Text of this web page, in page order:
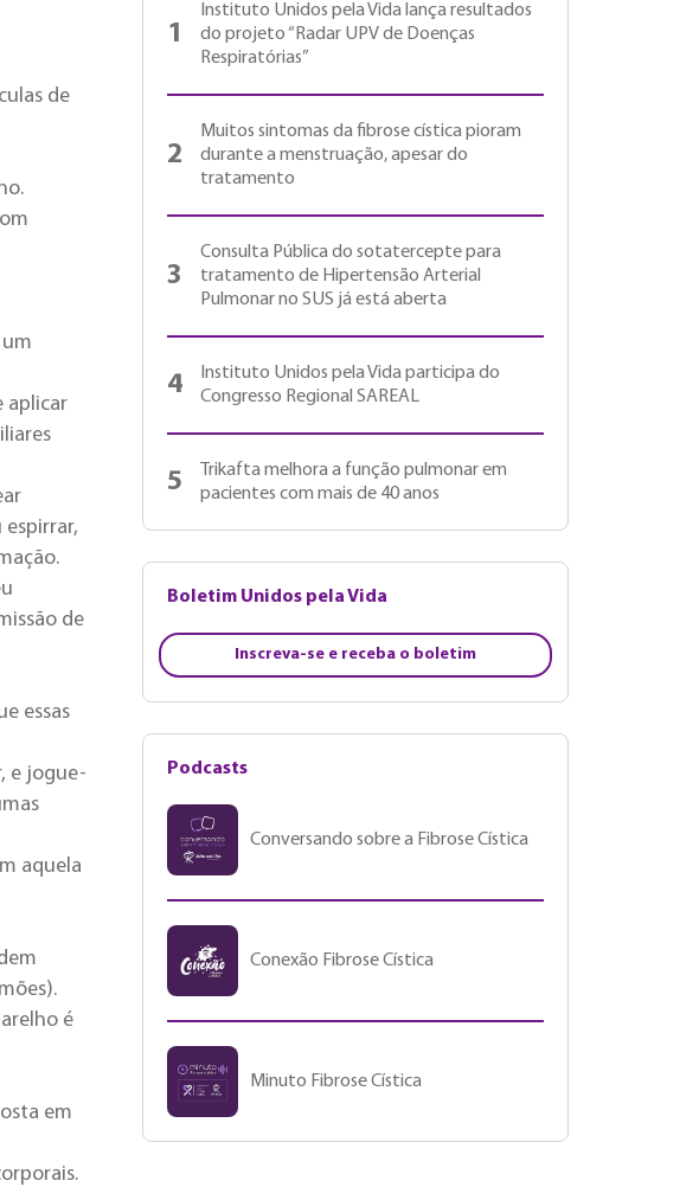
de
aplicar
espirrar,
.
de
essas
e jogue-
aquela
é
em
1
Instituto Unidos pela Vida lança resultados
do projeto “Radar UPV de Doenças
Respiratórias”
2
Muitos sintomas da fibrose cística pioram
durante a menstruação, apesar do
tratamento
3
Consulta Pública do sotatercepte para
tratamento de Hipertensão Arterial
Pulmonar no SUS já está aberta
4
Instituto Unidos pela Vida participa do
Congresso Regional SAREAL
5
Trikafta melhora a função pulmonar em
pacientes com mais de 40 anos
Boletim Unidos pela Vida
Inscreva-se e receba o boletim
Podcasts
Conversando sobre a Fibrose Cística
Conexão Fibrose Cística
Minuto Fibrose Cística